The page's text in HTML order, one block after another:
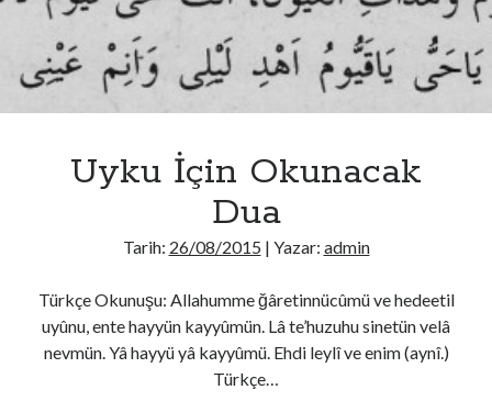
Uyku İçin Okunacak
Dua
Tarih: 26/08/2015 | Yazar: admin
Türkçe Okunuşu: Allahumme ğâretinnücûmü ve hedeetil
uyûnu, ente hayyün kayyûmün. Lâ te’huzuhu sinetün velâ
nevmün. Yâ hayyü yâ kayyûmü. Ehdi leylî ve enim (aynî.)
Türkçe…